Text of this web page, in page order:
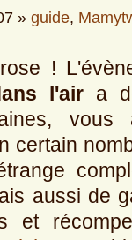
» guide,
!
l'aira
vous
certain
aussi de
et